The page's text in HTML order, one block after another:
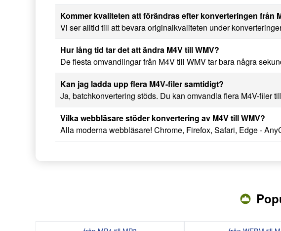
Kommer kvaliteten att förändras efter konverteringen från
Vi ser alltid till att bevara originalkvaliteten under
Hur lång tid tar det att ändra M4V till WMV?
De flesta omvandlingar från M4V till WMV tar bara några
Kan jag ladda upp flera M4V-filer samtidigt?
Ja, batchkonvertering stöds. Du kan omvandla flera M4V-filer
Vilka webbläsare stöder konvertering av M4V till WMV?
Alla moderna webbläsare! Chrome, Firefox, Safari, Edge -